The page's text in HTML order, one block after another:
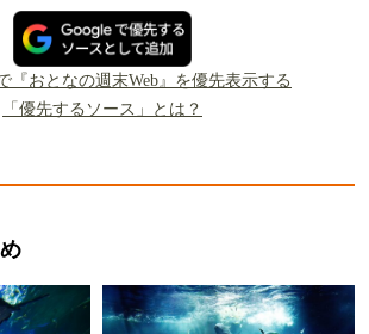
『おとなの週末Web』を優先表示する
「優先するソース」とは？